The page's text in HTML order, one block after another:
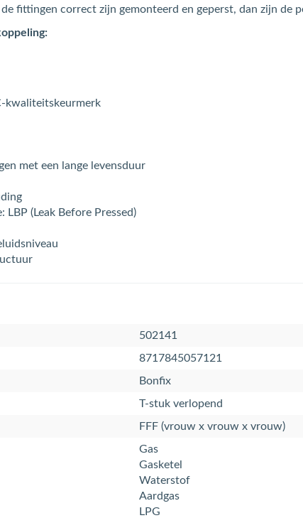
fittingen correct zijn gemonteerd en geperst, dan zijn de
kwaliteitskeurmerk
met een lange levensduur
(Leak Before Pressed)
502141
8717845057121
Bonfix
T-stuk verlopend
FFF (vrouw x vrouw x vrouw)
Gas
Gasketel
Waterstof
Aardgas
LPG